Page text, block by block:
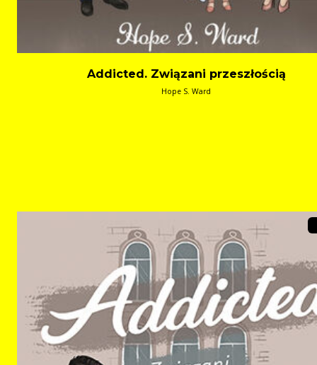
Addicted. Związani przeszłością
Hope S. Ward